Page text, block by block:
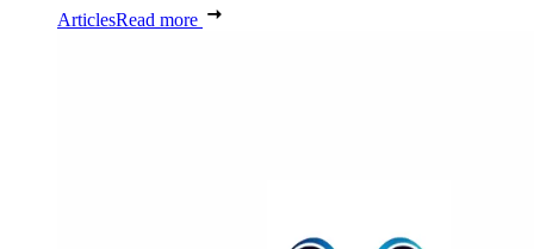
ArticlesRead more